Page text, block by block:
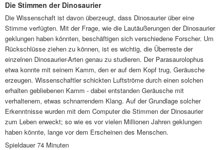
Die Stimmen der Dinosaurier
Die Wissenschaft ist davon überzeugt, dass Dinosaurier über eine
Stimme verfügten. Mit der Frage, wie die Lautäußerungen der Dinosaurier
geklungen haben könnten, beschäftigen sich verschiedene Forscher. Um
Rückschlüsse ziehen zu können, ist es wichtig, die Überreste der
einzelnen Dinosaurier-Arten genau zu studieren. Der Parasaurolophus
etwa konnte mit seinem Kamm, den er auf dem Kopf trug, Geräusche
erzeugen. Wissenschaftler schickten Luftströme durch einen solchen
erhalten gebliebenen Kamm - dabei entstanden Geräusche mit
verhaltenem, etwas schnarrendem Klang. Auf der Grundlage solcher
Erkenntnisse wurden mit dem Computer die Stimmen der Dinosaurier
zum Leben erweckt; so wie es vor vielen Millionen Jahren geklungen
haben könnte, lange vor dem Erscheinen des Menschen.
Spieldauer 74 Minuten